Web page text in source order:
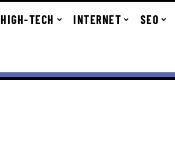
HIGH-TECH INTERNET SEO